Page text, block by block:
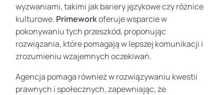
wyzwaniami, takimi jak bariery językowe czy różnice
kulturowe. Primeworkoferuje wsparcie w
pokonywaniu tych przeszkód, proponując
rozwiązania, które pomagają w lepszej komunikacji i
zrozumieniu wzajemnych oczekiwań.
Agencja pomaga również w rozwiązywaniu kwestii
prawnych i społecznych, zapewniając, że